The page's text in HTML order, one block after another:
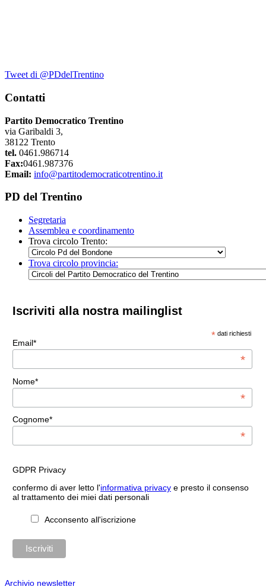
Tweet di @PDdelTrentino
Contatti
Partito Democratico Trentino
via Garibaldi 3,
38122 Trento
tel. 0461.986714
Fax:0461.987376
Email: info@partitodemocraticotrentino.it
PD del Trentino
Segretaria
Assemblea e coordinamento
Trova circolo Trento:
Trova circolo provincia:
Iscriviti alla nostra mailinglist
* dati richiesti
Email*
*
Nome*
*
Cognome*
*
GDPR Privacy
confermo di aver letto l'informativa privacye presto il consenso
al trattamento dei miei dati personali
Acconsento all'iscrizione
Archivio newsletter